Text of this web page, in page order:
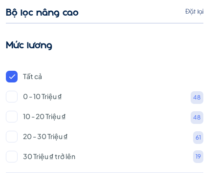
Bộ lọc nâng cao Đặt lại
Mức lương
Tất cả
0 - 10 Triệu ₫ 48
10 - 20 Triệu ₫ 48
20 - 30 Triệu ₫ 61
30 Triệu ₫ trở lên 19